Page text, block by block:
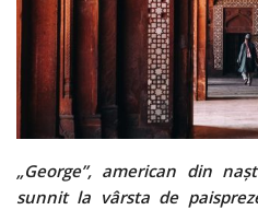
„George”, american din
sunnit la vârsta de